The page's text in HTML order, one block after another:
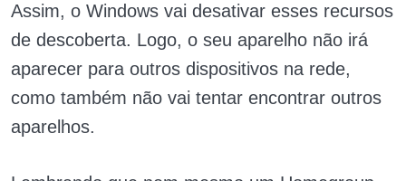
Assim, o Windows vai desativar esses recursos
de descoberta. Logo, o seu aparelho não irá
aparecer para outros dispositivos na rede,
como também não vai tentar encontrar outros
aparelhos.